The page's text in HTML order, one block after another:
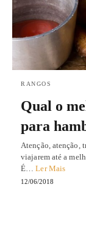
RANGOS
Qual o
para
Atenção, atenção,
viajarem até a
É…Ler Mais
12/06/2018